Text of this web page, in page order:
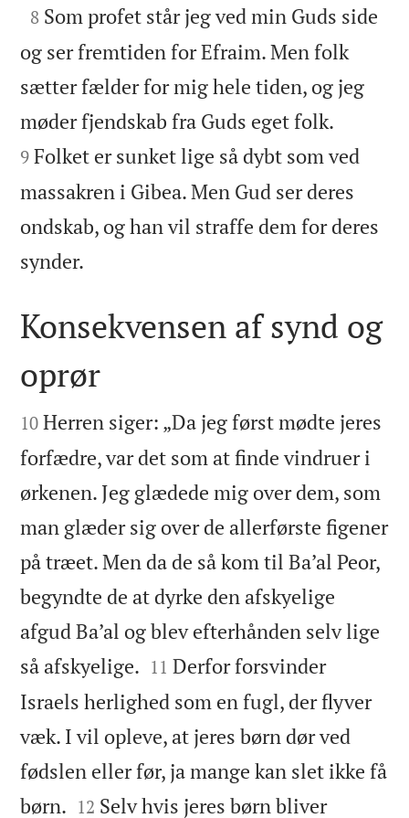

8 Som profet står jeg ved min Guds side
og ser fremtiden for Efraim. Men folk
sætter fælder for mig hele tiden, og jeg
møder fjendskab fra Guds eget folk.
9 Folket er sunket lige så dybt som ved
massakren i Gibea. Men Gud ser deres
ondskab, og han vil straffe dem for deres
synder.

Konsekvensen af synd og
oprør

10 Herren siger: „Da jeg først mødte jeres
forfædre, var det som at finde vindruer i
ørkenen. Jeg glædede mig over dem, som
man glæder sig over de allerførste figener
på træet. Men da de så kom til Ba’al Peor,
begyndte de at dyrke den afskyelige
afgud Ba’al og blev efterhånden selv lige
så afskyelige. 

11 Derfor forsvinder
Israels herlighed som en fugl, der flyver
væk. I vil opleve, at jeres børn dør ved
fødslen eller før, ja mange kan slet ikke få
børn. 

12 Selv hvis jeres børn bliver